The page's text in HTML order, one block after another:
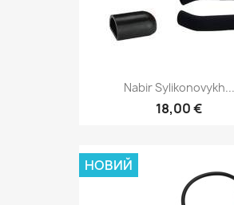
Nabir Sylikonovykh...
18,00 €
НОВИЙ